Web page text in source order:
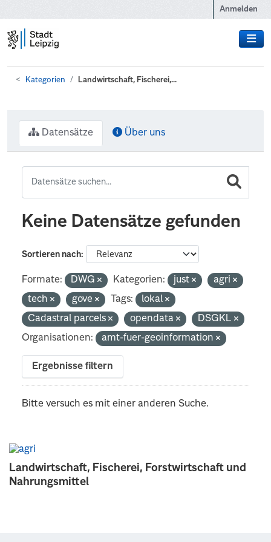
Anmelden
Kategorien Landwirtschaft, Fischerei,...
Landwirtschaft, Fischerei, Forstwirtschaft und
Nahrungsmittel
Datensätze Über uns
Keine Datensätze gefunden
Sortieren nach
Formate: DWG Kategorien: just
agri
tech
gove Tags:
lokal
Cadastral parcels
opendata
DSGKL
Organisationen:
amt-fuer-geoinformation
Ergebnisse filtern
Bitte versuch es mit einer anderen Suche.